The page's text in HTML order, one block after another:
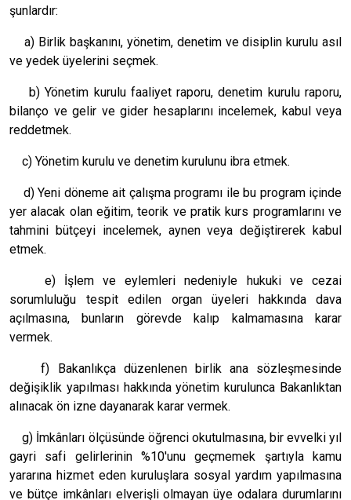
şunlardır:
a) Birlik başkanını, yönetim, denetim ve disiplin kurulu asıl
ve yedek üyelerini seçmek.
b) Yönetim kurulu faaliyet raporu, denetim kurulu raporu,
bilanço ve gelir ve gider hesaplarını incelemek, kabul veya
reddetmek.
c) Yönetim kurulu ve denetim kurulunu ibra etmek.
d) Yeni döneme ait çalışma programı ile bu program içinde
yer alacak olan eğitim, teorik ve pratik kurs programlarını ve
tahmini bütçeyi incelemek, aynen veya değiştirerek kabul
etmek.
e) İşlem ve eylemleri nedeniyle hukuki ve cezai
sorumluluğu tespit edilen organ üyeleri hakkında dava
açılmasına, bunların görevde kalıp kalmamasına karar
vermek.
f) Bakanlıkça düzenlenen birlik ana sözleşmesinde
değişiklik yapılması hakkında yönetim kurulunca Bakanlıktan
alınacak ön izne dayanarak karar vermek.
g) İmkânları ölçüsünde öğrenci okutulmasına, bir evvelki yıl
gayri safi gelirlerinin %10'unu geçmemek şartıyla kamu
yararına hizmet eden kuruluşlara sosyal yardım yapılmasına
ve bütçe imkânları elverişli olmayan üye odalara durumlarını